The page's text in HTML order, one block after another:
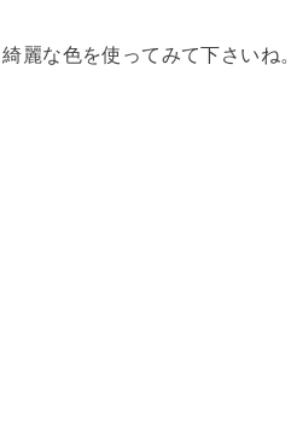
麗な色を使ってみて下さいね。